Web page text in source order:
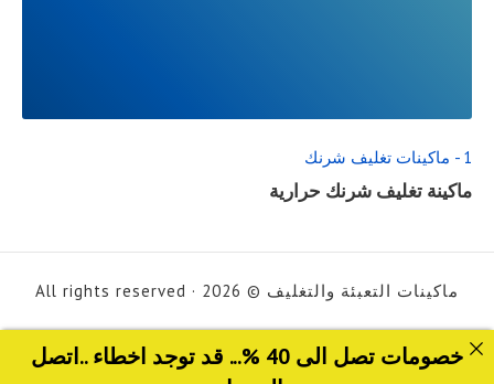
1 - ماكينات تغليف شرنك
ماكينة تغليف شرنك حرارية
ماكينات التعبئة والتغليف © 2026 · All rights reserved
خصومات تصل الى 40 %... قد توجد اخطاء ..اتصل